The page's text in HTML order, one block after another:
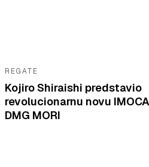
REGATE
Kojiro Shiraishi predstavio
revolucionarnu novu
DMG MORI